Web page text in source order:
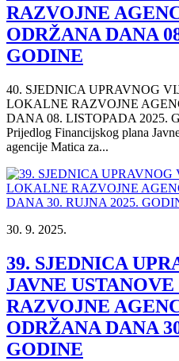
RAZVOJNE
ODRŽANA DANA
GODINE
40. SJEDNICA UPRAVNOG
LOKALNE RAZVOJNE
DANA 08. LISTOPADA 2025.
Prijedlog Financijskog plana
agencije Matica za...
30. 9. 2025.
39. SJEDNICA
JAVNE
RAZVOJNE
ODRŽANA DANA
GODINE